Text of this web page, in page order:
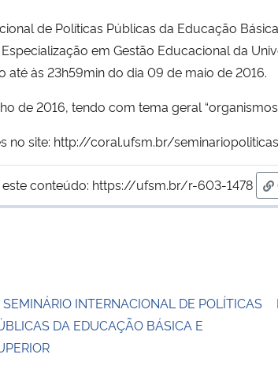
de Políticas Públicas da Educação
em Gestão Educacional da
às 23h59min do dia 09 de maio de 2016.
de 2016, tendo com tema geral
no site: http://coral.ufsm.br/
conteúdo: https://ufsm.br/r-603-1478
SEMINÁRIO INTERNACIONAL DE POLÍTICAS
DA EDUCAÇÃO BÁSICA E